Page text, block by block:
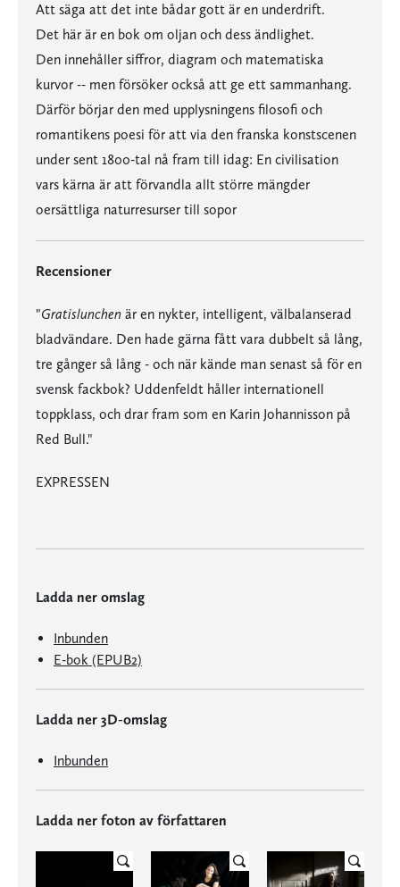
Att säga att det inte bådar gott är en underdrift.
Det här är en bok om oljan och dess ändlighet.
Den innehåller siffror, diagram och matematiska
kurvor -- men försöker också att ge ett sammanhang.
Därför börjar den med upplysningens filosofi och
romantikens poesi för att via den franska konstscenen
under sent 1800-tal nå fram till idag: En civilisation
vars kärna är att förvandla allt större mängder
oersättliga naturresurser till sopor
Recensioner
"Gratislunchen är en nykter, intelligent, välbalanserad
bladvändare. Den hade gärna fått vara dubbelt så lång,
tre gånger så lång - och när kände man senast så för en
svensk fackbok? Uddenfeldt håller internationell
toppklass, och drar fram som en Karin Johannisson på
Red Bull."
EXPRESSEN
Ladda ner omslag
Inbunden
E-bok (EPUB2)
Ladda ner 3D-omslag
Inbunden
Ladda ner foton av författaren